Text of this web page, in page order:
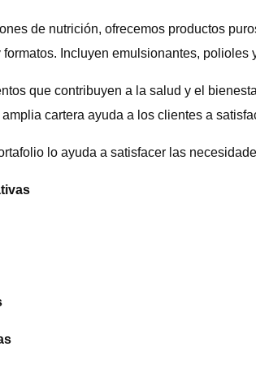
de nutrición, ofrecemos productos
formatos. Incluyen emulsionantes, polioles
que contribuyen a la salud y el
cartera ayuda a los clientes a
lo ayuda a satisfacer las